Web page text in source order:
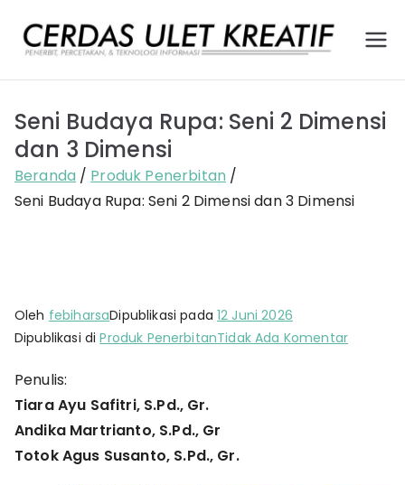
konten
Ce
as
tif
Pener
akan,
Teknol
Seni Budaya Rupa: Seni 2 Dimensi
dan 3 Dimensi
Beranda
Produk Penerbitan
Seni Budaya Rupa: Seni 2 Dimensi dan 3 Dimensi
Oleh febiharsaDipublikasi pada 12 Juni 2026
Dipublikasi diProduk PenerbitanTidak Ada Komentarpada
Penulis:
Tiara Ayu Safitri, S.Pd., Gr.
Andika Martrianto, S.Pd., Gr
Totok Agus Susanto, S.Pd., Gr.